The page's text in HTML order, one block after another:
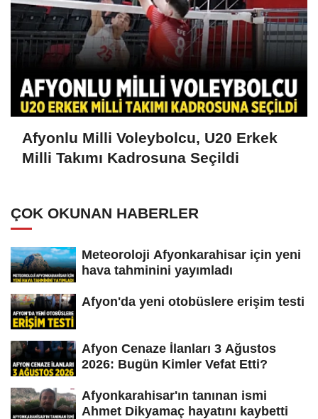
Afyonlu Milli Voleybolcu, U20 Erkek
Milli Takımı Kadrosuna Seçildi
ÇOK OKUNAN HABERLER
Meteoroloji Afyonkarahisar için yeni
hava tahminini yayımladı
Afyon'da yeni otobüslere erişim testi
Afyon Cenaze İlanları 3 Ağustos
2026: Bugün Kimler Vefat Etti?
Afyonkarahisar'ın tanınan ismi
Ahmet Dikyamaç hayatını kaybetti